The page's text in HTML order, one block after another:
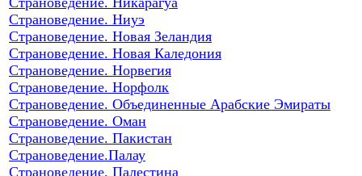
Страноведение. Ниуэ
Страноведение. Новая Зеландия
Страноведение. Новая Каледония
Страноведение. Норвегия
Страноведение. Норфолк
Страноведение. Объединенные Арабские Эмираты
Страноведение. Оман
Страноведение. Пакистан
Страноведение.Палау
Страноведение. Палестина